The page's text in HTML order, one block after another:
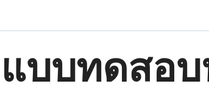
แบบทดสอ